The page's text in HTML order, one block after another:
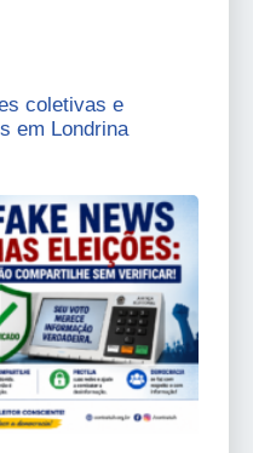
coletivas e
em Londrina